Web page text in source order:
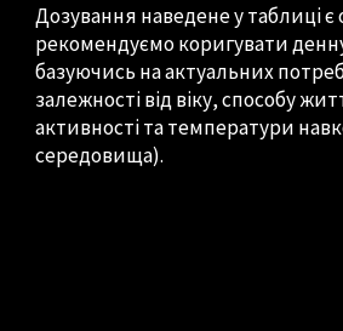
Дозування наведене у таблиці
рекомендуємо коригувати
базуючись на актуальних
залежності від віку, способу
активності та температури
середовища).